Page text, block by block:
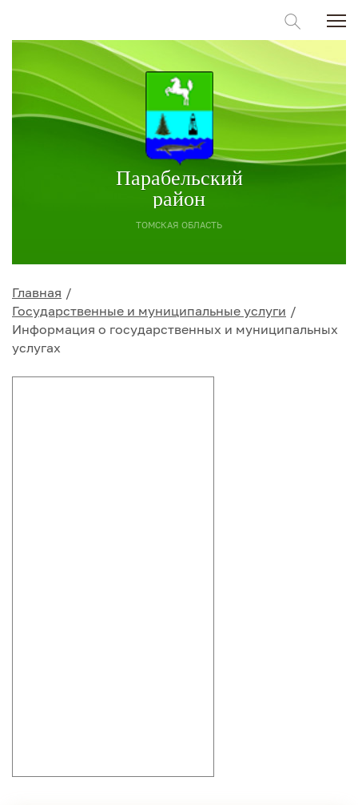
Парабельский
район
ТОМСКАЯ ОБЛАСТЬ
Главная
Государственные и муниципальные услуги
Информация о государственных и муниципальных
услугах